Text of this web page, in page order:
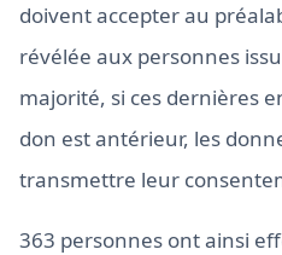
doivent accepter au
révélée aux personnes
majorité, si ces dernières
don est antérieur, les
transmettre leur
363 personnes ont ainsi